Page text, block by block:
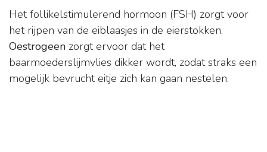
Het follikelstimulerend hormoon (FSH) zorgt voor
het rijpen van de eiblaasjes in de eierstokken.
Oestrogeen zorgt ervoor dat het
baarmoederslijmvlies dikker wordt, zodat straks een
mogelijk bevrucht eitje zich kan gaan nestelen.